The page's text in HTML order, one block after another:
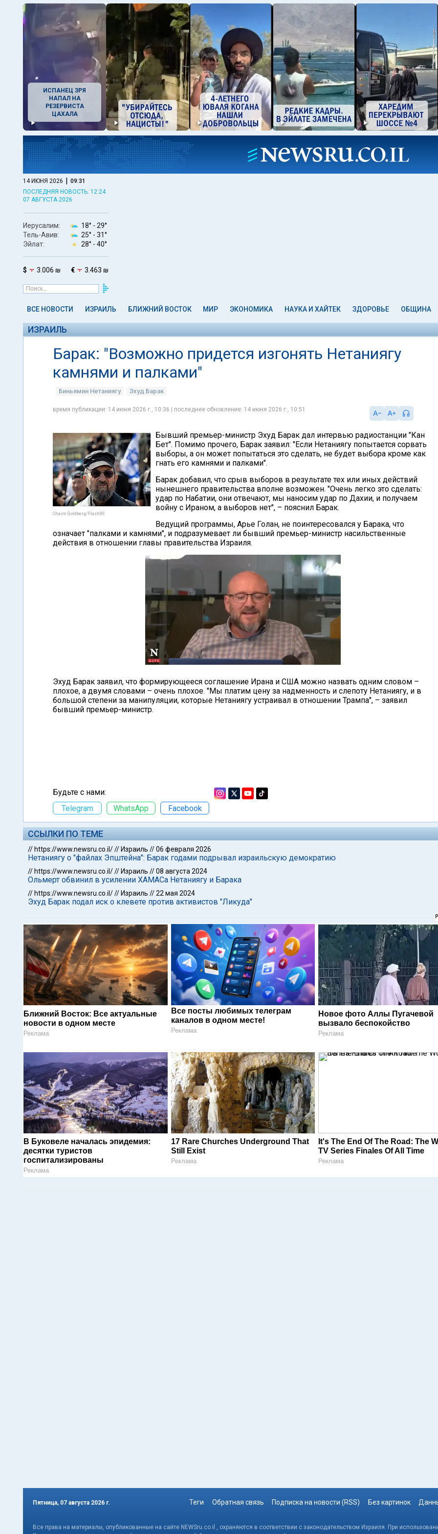
ИСПАНЕЦ ЗРЯ
НАПАЛ НА
РЕЗЕРВИСТА
ЦАХАЛА
14 ИЮНЯ 2026 | 09:31
ПОСЛЕДНЯЯ НОВОСТЬ: 12:24
07 АВГУСТА 2026
Иерусалим: 18° - 29°
Тель-Авив:
25° - 31°
Эйлат:
28° - 40°
$ 3.006 ₪ € 3.463 ₪
ВСЕ НОВОСТИ ИЗРАИЛЬ БЛИЖНИЙ ВОСТОК МИР ЭКОНОМИКА НАУКА И ХАЙТЕК ЗДОРОВЬЕ ОБЩИНА
ИЗРАИЛЬ
Барак: "Возможно придется изгонять Нетаниягу
камнями и палками"
Биньямин Нетаниягу Эхуд Барак
время публикации: 14 июня 2026 г., 10:36 | последнее обновление: 14 июня 2026 г., 10:51
Chaim Goldberg/Flash90
Бывший премьер-министр Эхуд Барак дал интервью радиостанции "Кан
Бет". Помимо прочего, Барак заявил: "Если Нетаниягу попытается сорвать
выборы, а он может попытаться это сделать, не будет выбора кроме как
гнать его камнями и палками".
Барак добавил, что срыв выборов в результате тех или иных действий
нынешнего правительства вполне возможен. "Очень легко это сделать:
удар по Набатии, они отвечают, мы наносим удар по Дахии, и получаем
войну с Ираном, а выборов нет", – пояснил Барак.
Ведущий программы, Арье Голан, не поинтересовался у Барака, что
означает "палками и камнями", и подразумевает ли бывший премьер-министр насильственные
действия в отношении главы правительства Израиля.
Эхуд Барак заявил, что формирующееся соглашение Ирана и США можно назвать одним словом –
плохое, а двумя словами – очень плохое. "Мы платим цену за надменность и слепоту Нетаниягу, и в
большой степени за манипуляции, которые Нетаниягу устраивал в отношении Трампа", – заявил
бывший премьер-министр.
Будьте с нами:
Telegram
WhatsApp Facebook
ССЫЛКИ ПО ТЕМЕ
// https://www.newsru.co.il/// Израиль //06 февраля 2026
Нетаниягу о "файлах Эпштейна": Барак годами подрывал израильскую демократию
// https://www.newsru.co.il/// Израиль //08 августа 2024
Ольмерт обвинил в усилении ХАМАСа Нетаниягу и Барака
// https://www.newsru.co.il/// Израиль //22 мая 2024
Эхуд Барак подал иск о клевете против активистов "Ликуда"
Ближний Восток: Все актуальные
новости в одном месте
Реклама
Все посты любимых телеграм
каналов в одном месте!
Реклама
Новое фото Аллы Пугачевой
вызвало беспокойство
Реклама
В Буковеле началась эпидемия:
десятки туристов
госпитализированы
Реклама
17 Rare Churches Underground That
Still Exist
Реклама
It's The End Of The Road: The
TV Series Finales Of All Time
Реклама
Пятница, 07 августа 2026 г. Теги Обратная связь Подписка на новости (RSS) Без картинок
Все права на материалы, опубликованные на сайте NEWSru.co.il , охраняются в соответствии с законодательством Израиля. При